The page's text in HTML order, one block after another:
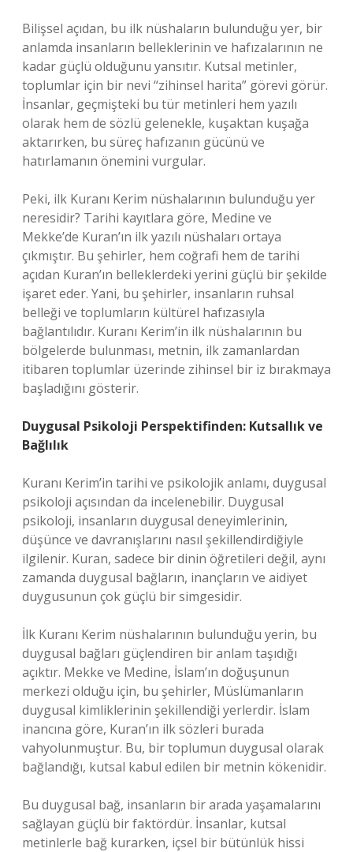
Bilişsel açıdan, bu ilk nüshaların bulunduğu yer, bir
anlamda insanların belleklerinin ve hafızalarının ne
kadar güçlü olduğunu yansıtır. Kutsal metinler,
toplumlar için bir nevi “zihinsel harita” görevi görür.
İnsanlar, geçmişteki bu tür metinleri hem yazılı
olarak hem de sözlü gelenekle, kuşaktan kuşağa
aktarırken, bu süreç hafızanın gücünü ve
hatırlamanın önemini vurgular.
Peki, ilk Kuranı Kerim nüshalarının bulunduğu yer
neresidir? Tarihi kayıtlara göre, Medine ve
Mekke’de Kuran’ın ilk yazılı nüshaları ortaya
çıkmıştır. Bu şehirler, hem coğrafi hem de tarihi
açıdan Kuran’ın belleklerdeki yerini güçlü bir şekilde
işaret eder. Yani, bu şehirler, insanların ruhsal
belleği ve toplumların kültürel hafızasıyla
bağlantılıdır. Kuranı Kerim’in ilk nüshalarının bu
bölgelerde bulunması, metnin, ilk zamanlardan
itibaren toplumlar üzerinde zihinsel bir iz bırakmaya
başladığını gösterir.
Duygusal Psikoloji Perspektifinden: Kutsallık ve
Bağlılık
Kuranı Kerim’in tarihi ve psikolojik anlamı, duygusal
psikoloji açısından da incelenebilir. Duygusal
psikoloji, insanların duygusal deneyimlerinin,
düşünce ve davranışlarını nasıl şekillendirdiğiyle
ilgilenir. Kuran, sadece bir dinin öğretileri değil, aynı
zamanda duygusal bağların, inançların ve aidiyet
duygusunun çok güçlü bir simgesidir.
İlk Kuranı Kerim nüshalarının bulunduğu yerin, bu
duygusal bağları güçlendiren bir anlam taşıdığı
açıktır. Mekke ve Medine, İslam’ın doğuşunun
merkezi olduğu için, bu şehirler, Müslümanların
duygusal kimliklerinin şekillendiği yerlerdir. İslam
inancına göre, Kuran’ın ilk sözleri burada
vahyolunmuştur. Bu, bir toplumun duygusal olarak
bağlandığı, kutsal kabul edilen bir metnin kökenidir.
Bu duygusal bağ, insanların bir arada yaşamalarını
sağlayan güçlü bir faktördür. İnsanlar, kutsal
metinlerle bağ kurarken, içsel bir bütünlük hissi